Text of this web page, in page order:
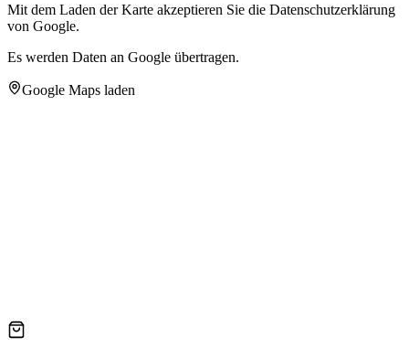
Mit dem Laden der Karte akzeptieren Sie die Datenschutzerklärung
von Google.
Es werden Daten an Google übertragen.
Google Maps laden